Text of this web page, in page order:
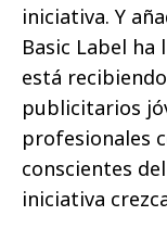
iniciativa. Y
Basic Label
está
publicitarios
profesionales
conscientes
iniciativa